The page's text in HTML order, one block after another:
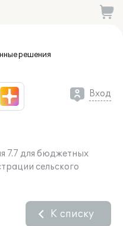
решения
Вход
7.7 для бюджетных
сельского
К списку